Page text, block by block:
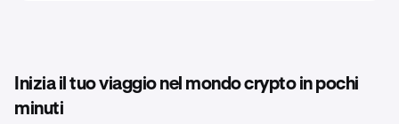
Inizia il tuo viaggio nel mondo crypto in pochi
minuti